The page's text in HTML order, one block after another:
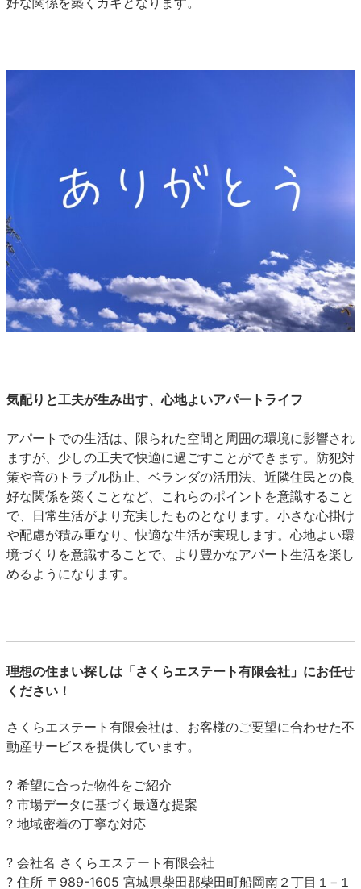
気配りと工夫が生み出す、心地よいアパートライフ
アパートでの生活は、限られた空間と周囲の環境に影響され
ますが、少しの工夫で快適に過ごすことができます。防犯対
策や音のトラブル防止、ベランダの活用法、近隣住民との良
好な関係を築くことなど、これらのポイントを意識すること
で、日常生活がより充実したものとなります。小さな心掛け
や配慮が積み重なり、快適な生活が実現します。心地よい環
境づくりを意識することで、より豊かなアパート生活を楽し
めるようになります。
理想の住まい探しは「さくらエステート有限会社」にお任せ
ください！
さくらエステート有限会社は、お客様のご要望に合わせた不
動産サービスを提供しています。
? 希望に合った物件をご紹介
? 市場データに基づく最適な提案
? 地域密着の丁寧な対応
? 会社名 さくらエステート有限会社
? 住所 〒989-1605 宮城県柴田郡柴田町船岡南２丁目１−１